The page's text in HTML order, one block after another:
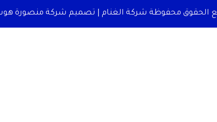
الحقوق محفوظة شركة الغنام | تصميم شركة منصورة